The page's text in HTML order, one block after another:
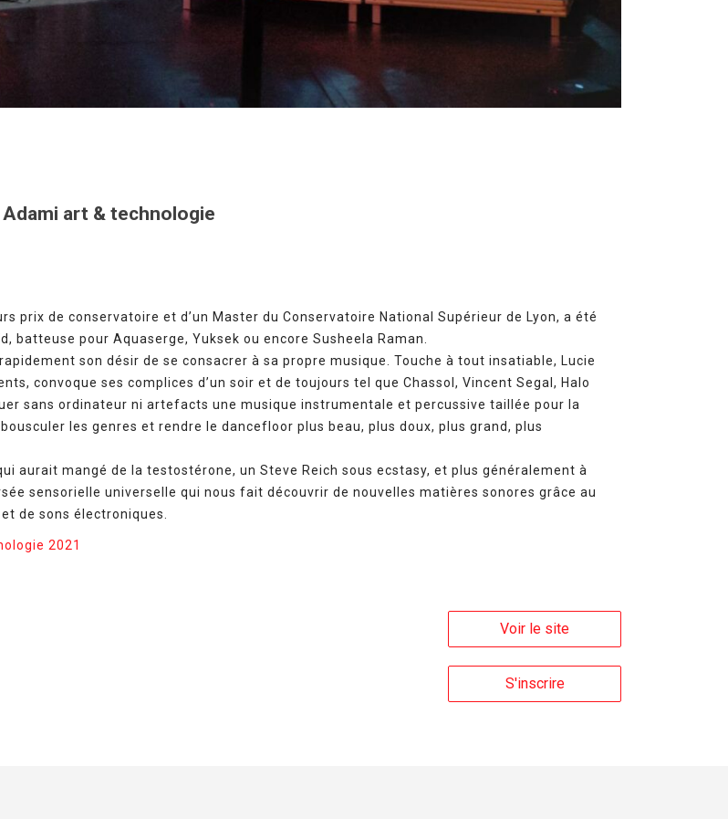
art & technologie
prix de conservatoire et d’un Master du Conservatoire National Supérieur de Lyon, a été
batteuse pour Aquaserge, Yuksek ou encore Susheela Raman.
son désir de se consacrer à sa propre musique. Touche à tout insatiable, Lucie
convoque ses complices d’un soir et de toujours tel que Chassol, Vincent Segal, Halo
sans ordinateur ni artefacts une musique instrumentale et percussive taillée pour la
les genres et rendre le dancefloor plus beau, plus doux, plus grand, plus
aurait mangé de la testostérone, un Steve Reich sous ecstasy, et plus généralement à
sensorielle universelle qui nous fait découvrir de nouvelles matières sonores grâce au
de sons électroniques.
2021
Voir le site
S'inscrire